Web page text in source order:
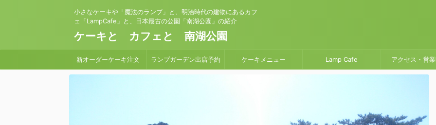
小さなケーキや「魔法のランプ」と、明治時代の建物にあるカフ
ェ「LampCafe」と、日本最古の公園「南湖公園」の紹介
ケーキと カフェと 南湖公園
新オーダーケーキ注文 ランプガーデン出店予約 ケーキメニュー Lamp Cafe アクセス・営